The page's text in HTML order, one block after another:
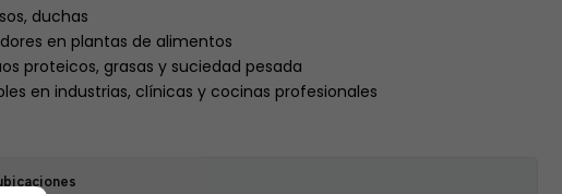
duchas
en plantas de alimentos
proteicos, grasas y suciedad pesada
en industrias, clínicas y cocinas profesionales